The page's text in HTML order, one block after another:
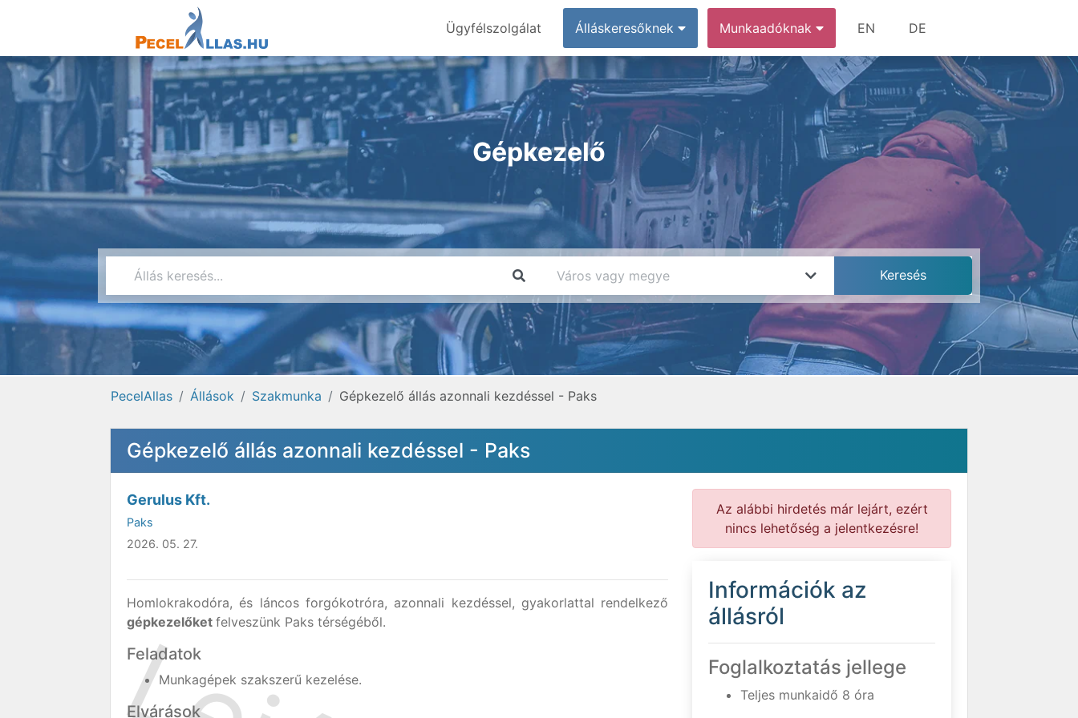
Ügyfélszolgálat Álláskeresőknek Munkaadóknak EN DE
Gépkezelő
PecelAllas Állások Szakmunka Gépkezelő állás azonnali kezdéssel - Paks
Gépkezelő állás azonnali kezdéssel - Paks
Gerulus Kft.
Paks
2026. 05. 27.
Homlokrakodóra, és láncos forgókotróra, azonnali kezdéssel, gyakorlattal rendelkező
gépkezelőket felveszünk Paks térségéből.
Feladatok
Munkagépek szakszerű kezelése.
Elvárások
Az alábbi hirdetés már lejárt, ezért
nincs lehetőség a jelentkezésre!
Információk az
állásról
Foglalkoztatás jellege
Teljes munkaidő 8 óra